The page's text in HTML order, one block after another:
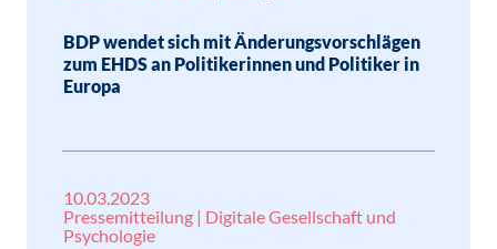
BDP wendet sich mit Änderungsvorschlägen
zum EHDS an Politikerinnen und Politiker in
Europa
10.03.2023
Pressemitteilung | Digitale Gesellschaft und
Psychologie